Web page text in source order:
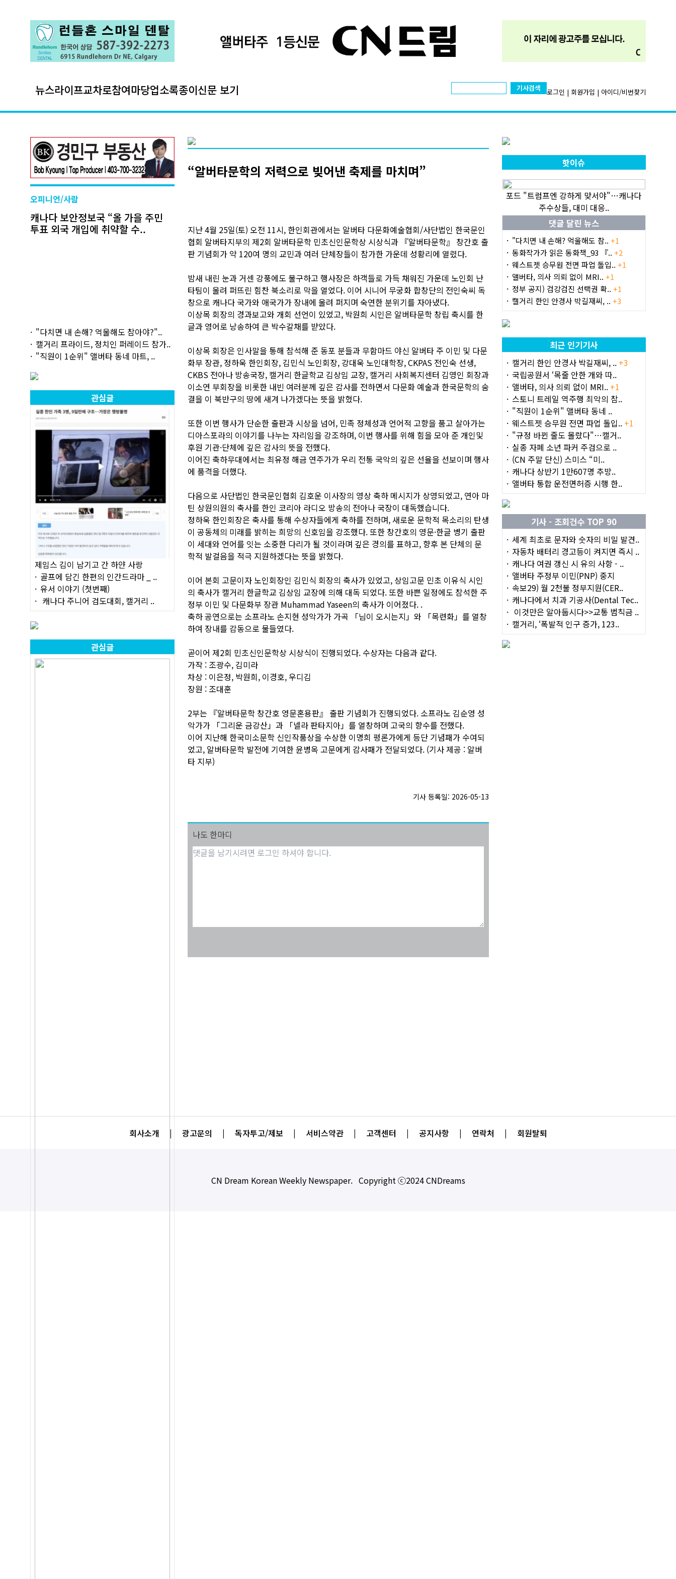
뉴스라이프교차로참여마당업소록종이신문 보기 기사검색 로그인 | 회원가입 | 아이디/비번찾기
오피니언/사람
캐나다 보안정보국 “올 가을 주민
투표 외국 개입에 취약할 수..
"다치면 내 손해? 억울해도 참아야?"..
캘거리 프라이드, 정치인 퍼레이드 참가..
"직원이 1순위" 앨버타 동네 마트, ..
관심글
제임스 김이 남기고 간 하얀 사랑
골프에 담긴 한편의 인간드라마 _ ..
유서 이야기 (첫번째)
캐나다 주니어 검도대회, 캘거리 ..
관심글
“알버타문학의 저력으로 빚어낸 축제를 마치며”
지난 4월 25일(토) 오전 11시, 한인회관에서는 알버타 다문화예술협회/사단법인 한국문인
협회 알버타지부의 제2회 알버타문학 민초신인문학상 시상식과 『알버타문학』 창간호 출
판 기념회가 약 120여 명의 교민과 여러 단체장들이 참가한 가운데 성황리에 열렸다.
밤새 내린 눈과 거센 강풍에도 불구하고 행사장은 하객들로 가득 채워진 가운데 노인회 난
타팀이 울려 퍼뜨린 힘찬 북소리로 막을 열었다. 이어 시니어 무궁화 합창단의 전인숙씨 독
창으로 캐나다 국가와 애국가가 장내에 울려 퍼지며 숙연한 분위기를 자아냈다.
이상목 회장의 경과보고와 개회 선언이 있었고, 박원희 시인은 알버타문학 창립 축시를 한
글과 영어로 낭송하여 큰 박수갈채를 받았다.
이상목 회장은 인사말을 통해 참석해 준 동포 분들과 무함마드 야신 알버타 주 이민 및 다문
화부 장관, 정하욱 한인회장, 김민식 노인회장, 강대욱 노인대학장, CKPAS 전인숙 선생,
CKBS 전아나 방송국장, 캘거리 한글학교 김상임 교장, 캘거리 사회복지센터 김영인 회장과
이소연 부회장을 비롯한 내빈 여러분께 깊은 감사를 전하면서 다문화 예술과 한국문학의 숨
결을 이 북반구의 땅에 새겨 나가겠다는 뜻을 밝혔다.
또한 이번 행사가 단순한 출판과 시상을 넘어, 민족 정체성과 언어적 고향을 품고 살아가는
디아스포라의 이야기를 나누는 자리임을 강조하며, 이번 행사를 위해 힘을 모아 준 개인및
후원 기관·단체에 깊은 감사의 뜻을 전했다.
이어진 축하무대에서는 최유정 해금 연주가가 우리 전통 국악의 깊은 선율을 선보이며 행사
에 품격을 더했다.
다음으로 사단법인 한국문인협회 김호운 이사장의 영상 축하 메시지가 상영되었고, 연아 마
틴 상원의원의 축사를 한인 코리아 라디오 방송의 전아나 국장이 대독했습니다.
정하욱 한인회장은 축사를 통해 수상자들에게 축하를 전하며, 새로운 문학적 목소리의 탄생
이 공동체의 미래를 밝히는 희망의 신호임을 강조했다. 또한 창간호의 영문·한글 병기 출판
이 세대와 언어를 잇는 소중한 다리가 될 것이라며 깊은 경의를 표하고, 향후 본 단체의 문
학적 발걸음을 적극 지원하겠다는 뜻을 밝혔다.
이어 본회 고문이자 노인회장인 김민식 회장의 축사가 있었고, 상임고문 민초 이유식 시인
의 축사가 캘거리 한글학교 김상임 교장에 의해 대독 되었다. 또한 바쁜 일정에도 참석한 주
정부 이민 및 다문화부 장관 Muhammad Yaseen의 축사가 이어졌다. .
축하 공연으로는 소프라노 손지현 성악가가 가곡 「님이 오시는지」와 「목련화」를 열창
하여 장내를 감동으로 물들였다.
곧이어 제2회 민초신인문학상 시상식이 진행되었다. 수상자는 다음과 같다.
가작 : 조광수, 김미라
차상 : 이은정, 박원희, 이경호, 우디김
장원 : 조대훈
2부는 『알버타문학 창간호 영문혼용판』 출판 기념회가 진행되었다. 소프라노 김순영 성
악가가 「그리운 금강산」과 「넬라 판타지아」를 열창하며 고국의 향수를 전했다.
이어 지난해 한국미소문학 신인작품상을 수상한 이명희 평론가에게 등단 기념패가 수여되
었고, 알버타문학 발전에 기여한 윤병옥 고문에게 감사패가 전달되었다. (기사 제공 : 알버
타 지부)
기사 등록일: 2026-05-13
나도 한마디
핫이슈
포드 "트럼프엔 강하게 맞서야"…캐나다
주수상들, 대미 대응..
댓글 달린 뉴스
"다치면 내 손해? 억울해도 참.. +1
동화작가가 읽은 동화책_93 『.. +2
웨스트젯 승무원 전면 파업 돌입.. +1
앨버타, 의사 의뢰 없이 MRI.. +1
정부 공지) 검강검진 선택권 확.. +1
캘거리 한인 안경사 박길재씨, .. +3
최근 인기기사
캘거리 한인 안경사 박길재씨, .. +3
국립공원서 ‘목줄 안한 개와 따..
앨버타, 의사 의뢰 없이 MRI.. +1
스토니 트레일 역주행 최악의 참..
"직원이 1순위" 앨버타 동네 ..
웨스트젯 승무원 전면 파업 돌입.. +1
"규정 바뀐 줄도 몰랐다"…캘거..
실종 자폐 소년 파커 주검으로 ..
(CN 주말 단신) 스미스 “미..
캐나다 상반기 1만607명 추방..
앨버타 통합 운전면허증 시행 한..
기사 - 조회건수 TOP 90
세계 최초로 문자와 숫자의 비밀 발견..
자동차 배터리 경고등이 켜지면 즉시 ..
캐나다 여권 갱신 시 유의 사항 - ..
앨버타 주정부 이민(PNP) 중지
속보29) 월 2천불 정부지원(CER..
캐나다에서 치과 기공사(Dental Tec..
이것만은 알아둡시다>>교통 범칙금 ..
캘거리, ‘폭발적 인구 증가, 123..
회사소개 | 광고문의 | 독자투고/제보 | 서비스약관 | 고객센터 | 공지사항 | 연락처 | 회원탈퇴
CN Dream Korean Weekly Newspaper. Copyright ⓒ2024 CNDreams